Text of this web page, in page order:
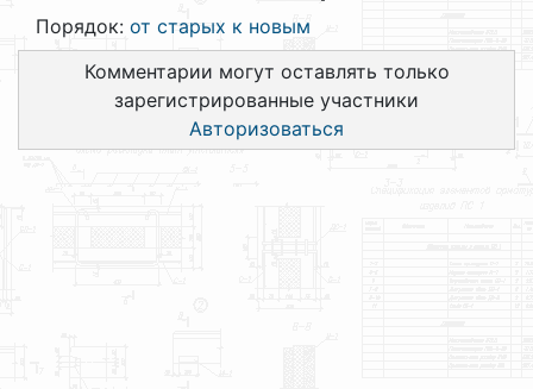
Порядок: от старых к новым
Комментарии могут оставлять только
зарегистрированные участники
Авторизоваться